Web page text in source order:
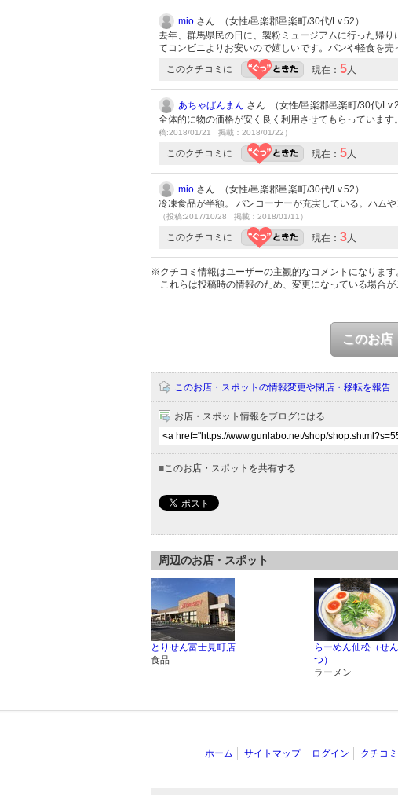
mio さん （女性/邑楽郡邑楽町/30代/Lv.52）
去年、群馬県民の日に、製粉ミュージアムに行った帰
てコンビニよりお安いので嬉しいです。パンや軽食を
このクチコミに 現在： 5人
あちゃぱんまん さん （女性/邑楽郡邑楽町/30代/
全体的に物の価格が安く良く利用させてもらっていま
稿:2018/01/21 掲載：2018/01/22）
このクチコミに 現在： 5人
mio さん （女性/邑楽郡邑楽町/30代/Lv.52）
冷凍食品が半額。 パンコーナーが充実している。ハム
（投稿:2017/10/28 掲載：2018/01/11）
このクチコミに 現在： 3人
※クチコミ情報はユーザーの主観的なコメントになります
これらは投稿時の情報のため、変更になっている場合が
このお店
このお店・スポットの情報変更や閉店・移転を報告
お店・スポット情報をブログにはる
■このお店・スポットを共有する
周辺のお店・スポット
とりせん富士見町店
食品
らーめん仙松（せ
つ）
ラーメン
ホーム サイトマップ ログイン クチコ